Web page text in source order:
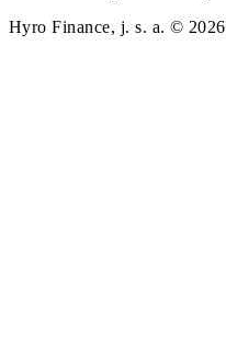
Hyro Finance, j. s. a. © 2026